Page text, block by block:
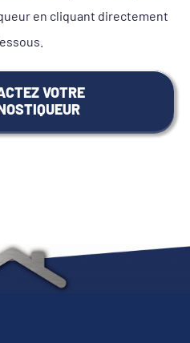
en cliquant directement
VOTRE